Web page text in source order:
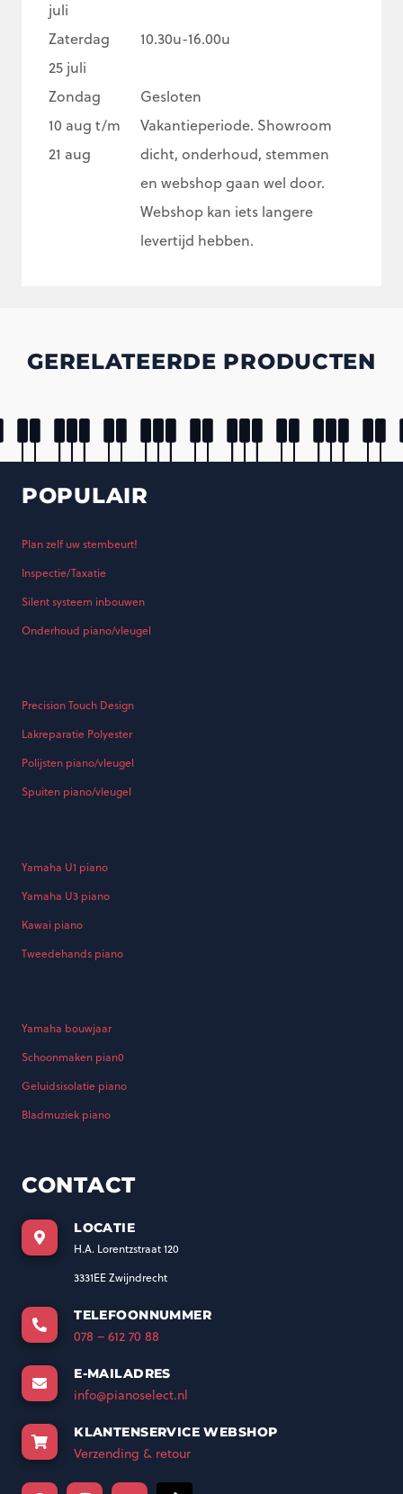
juli
Zaterdag
25 juli
10.30u-16.00u
Zondag
Gesloten
10 aug t/m
21 aug
Vakantieperiode. Showroom
dicht, onderhoud, stemmen
en webshop gaan wel door.
Webshop kan iets langere
levertijd hebben.
GERELATEERDE PRODUCTEN
POPULAIR
Plan zelf uw stembeurt!
Inspectie/Taxatie
Silent systeem inbouwen
Onderhoud piano/vleugel
Precision Touch Design
Lakreparatie Polyester
Polijsten piano/vleugel
Spuiten piano/vleugel
Yamaha U1 piano
Yamaha U3 piano
Kawai piano
Tweedehands piano
Yamaha bouwjaar
Schoonmaken pian0
Geluidsisolatie piano
Bladmuziek piano
CONTACT
LOCATIE
H.A. Lorentzstraat 120
3331EE Zwijndrecht
TELEFOONNUMMER
078 – 612 70 88
E-MAILADRES
info@pianoselect.nl
KLANTENSERVICE WEBSHOP
Verzending & retour